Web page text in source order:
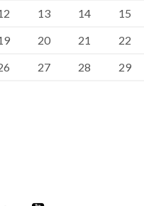
13 14 15
20 21 22
27 28 29